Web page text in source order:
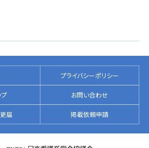
プライバシーポリシー
お問い合わせ
届 掲載依頼申請